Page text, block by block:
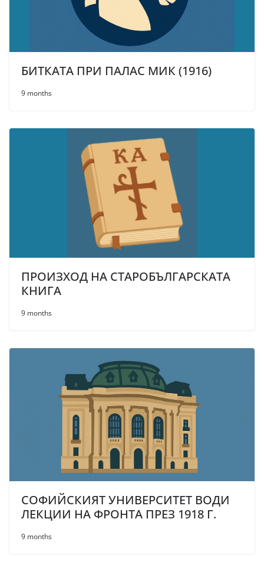
БИТКАТА ПРИ ПАЛАС МИК (1916)
9 months
ПРОИЗХОД НА СТАРОБЪЛГАРСКАТА
КНИГА
9 months
СОФИЙСКИЯТ УНИВЕРСИТЕТ ВОДИ
ЛЕКЦИИ НА ФРОНТА ПРЕЗ 1918 Г.
9 months